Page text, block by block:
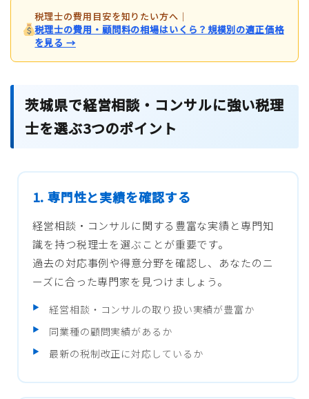
税理士の費用目安を知りたい方へ ｜
税理士の費用・顧問料の相場はいくら？規模別の適正価格
を見る →
茨城県で経営相談・コンサルに強い税理
士を選ぶ3つのポイント
1. 専門性と実績を確認する
経営相談・コンサルに関する豊富な実績と専門知
識を持つ税理士を選ぶことが重要です。
過去の対応事例や得意分野を確認し、あなたのニ
ーズに合った専門家を見つけましょう。
経営相談・コンサルの取り扱い実績が豊富か
同業種の顧問実績があるか
最新の税制改正に対応しているか